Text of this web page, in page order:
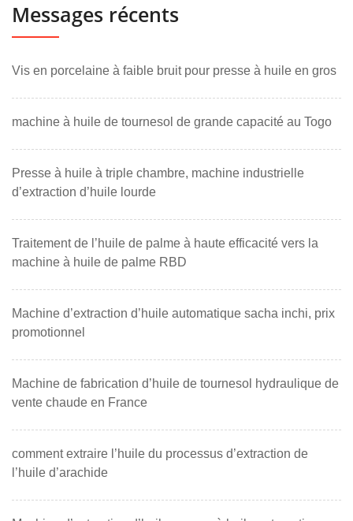
Messages récents
Vis en porcelaine à faible bruit pour presse à huile en gros
machine à huile de tournesol de grande capacité au Togo
Presse à huile à triple chambre, machine industrielle
d’extraction d’huile lourde
Traitement de l’huile de palme à haute efficacité vers la
machine à huile de palme RBD
Machine d’extraction d’huile automatique sacha inchi, prix
promotionnel
Machine de fabrication d’huile de tournesol hydraulique de
vente chaude en France
comment extraire l’huile du processus d’extraction de
l’huile d’arachide